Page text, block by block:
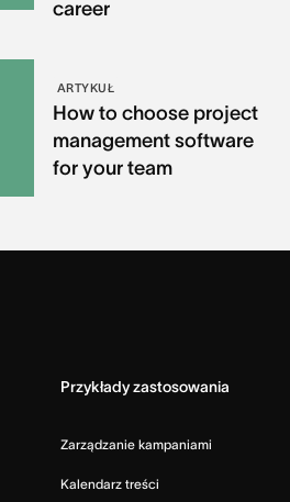
career
ARTYKUŁ
How to choose project
management software
for your team
Przykłady zastosowania
Zarządzanie kampaniami
Kalendarz treści